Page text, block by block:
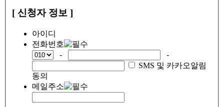
[ 신청자 정보 ]
아이디
전화번호
-
-
SMS 및 카카오알림
동의
메일주소